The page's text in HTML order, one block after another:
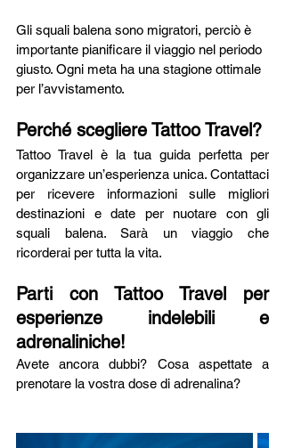
Gli squali balena sono migratori, perciò è
importante pianificare il viaggio nel periodo
giusto. Ogni meta ha una stagione ottimale
per l’avvistamento.
Perché scegliere Tattoo Travel?
Tattoo Travel è la tua guida perfetta per
organizzare un’esperienza unica. Contattaci
per ricevere informazioni sulle migliori
destinazioni e date per nuotare con gli
squali balena. Sarà un viaggio che
ricorderai per tutta la vita.
Parti con Tattoo Travel per
esperienze indelebili e
adrenaliniche!
Avete ancora dubbi? Cosa aspettate a
prenotare la vostra dose di adrenalina?